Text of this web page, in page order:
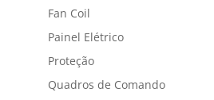
Fan Coil
Painel Elétrico
Proteção
Quadros de Comando